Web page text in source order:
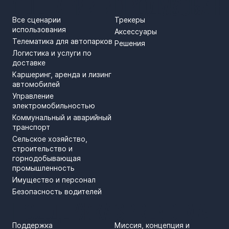
Все сценарии
использования
Телематика для автопарков
Логистика и услуги по
доставке
Каршеринг, аренда и лизинг
автомобилей
Управление
электромобильностью
Коммунальный и аварийный
транспорт
Сельское хозяйство,
строительство и
горнодобывающая
промышленность
Имущество и персонал
Безопасность водителей
Трекеры
Аксессуары
Решения
Миссия, концепция и
Поддержка